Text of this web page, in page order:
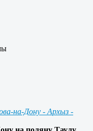
на-Дону - Архыз -